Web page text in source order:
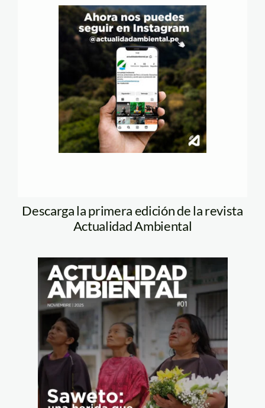
Descarga la primera edición de la revista
Actualidad Ambiental